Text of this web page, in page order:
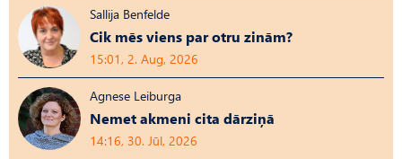
Sallija Benfelde
Cik mēs viens par otru zinām?
15:01, 2. Aug, 2026
Agnese Leiburga
Nemet akmeni cita dārziņā
14:16, 30. Jūl, 2026